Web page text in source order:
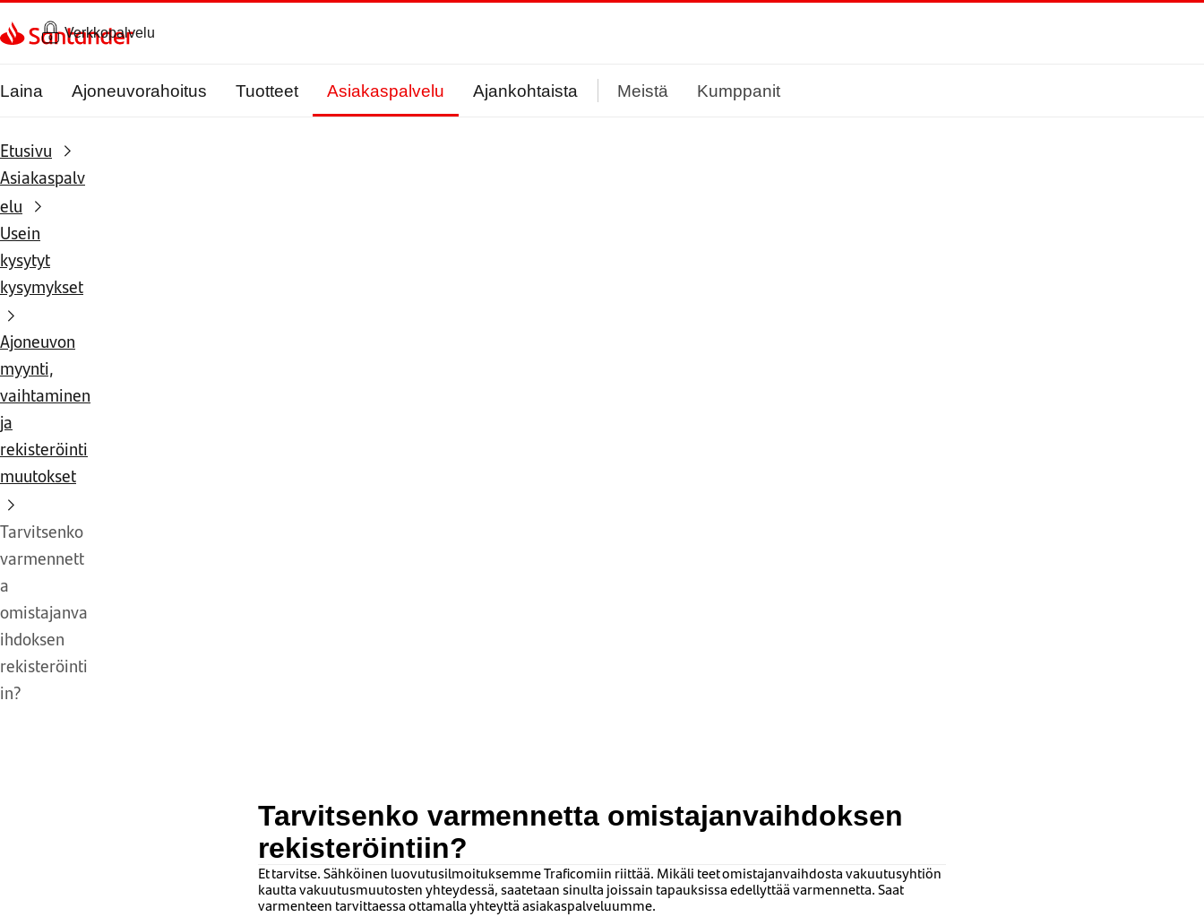
Siirry sivulle
Verkkopalvelu
Laina Ajoneuvorahoitus Tuotteet Asiakaspalvelu Ajankohtaista Meistä Kumppanit
Etusivu
Asiakaspalv
elu
Usein
kysytyt
kysymykset
Ajoneuvon
myynti,
vaihtaminen
ja
rekisteröinti
muutokset
Tarvitsenko
varmennett
a
omistajanva
ihdoksen
rekisteröinti
in?
Tarvitsenko varmennetta omistajanvaihdoksen
rekisteröintiin?
Et tarvitse. Sähköinen luovutusilmoituksemme Traficomiin riittää. Mikäli teet omistajanvaihdosta vakuutusyhtiön
kautta vakuutusmuutosten yhteydessä, saatetaan sinulta joissain tapauksissa edellyttää varmennetta. Saat
varmenteen tarvittaessa ottamalla yhteyttä asiakaspalveluumme.